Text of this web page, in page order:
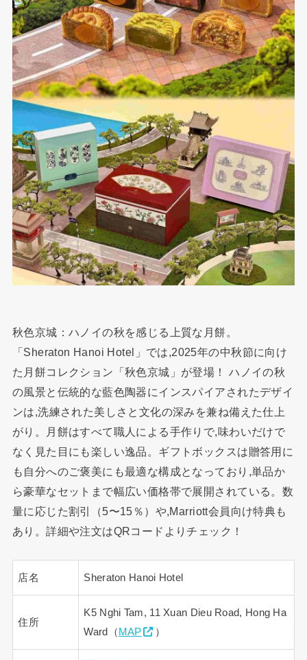
秋色京城：ハノイの秋を感じる上質な月餅。
「Sheraton Hanoi Hotel」では,2025年の中秋節に向け
た月餅コレクション「秋色京城」が登場！ ハノイの秋
の風景と伝統的な藍色陶器にインスパイアされたデザイ
ンは,洗練された美しさと文化の深みを兼ね備えた仕上
がり。月餅はすべて職人による手作りで,味わいだけで
なく見た目にも楽しい逸品。ギフトボックスは贈答用に
も自分へのご褒美にも最適な構成となっており,単品か
ら豪華なセットまで幅広い価格帯で展開されている。数
量に応じた割引（5〜15％）や,Marriott会員向け特典も
あり。詳細や注文はQRコードよりチェック！
店名 Sheraton Hanoi Hotel
住所
K5 Nghi Tam, 11 Xuan Dieu Road, Hong Ha
Ward（MAP ）